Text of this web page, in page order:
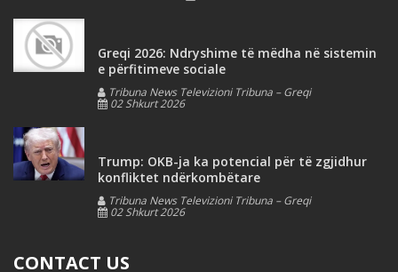
Greqi 2026: Ndryshime të mëdha në sistemin
e përfitimeve sociale
Tribuna News Televizioni Tribuna – Greqi
02 Shkurt 2026
Trump: OKB-ja ka potencial për të zgjidhur
konfliktet ndërkombëtare
Tribuna News Televizioni Tribuna – Greqi
02 Shkurt 2026
CONTACT US